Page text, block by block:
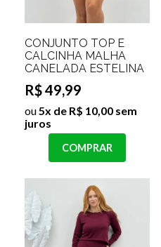
CONJUNTO TOP E
CALCINHA MALHA
CANELADA ESTELINA
R$ 49,99
ou5x de R$ 10,00 sem
juros
COMPRAR